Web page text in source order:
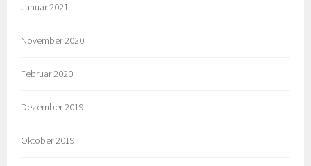
Januar 2021
November 2020
Februar 2020
Dezember 2019
Oktober 2019